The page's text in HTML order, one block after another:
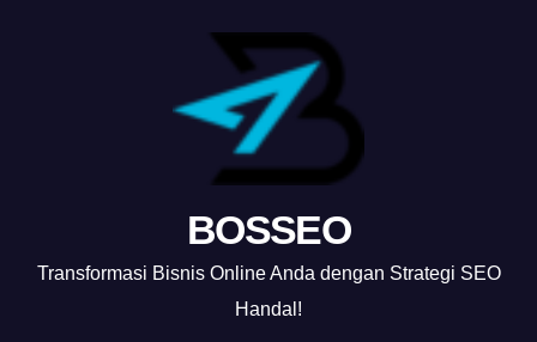
BOSSEO
Transformasi Bisnis Online Anda dengan Strategi SEO
Handal!